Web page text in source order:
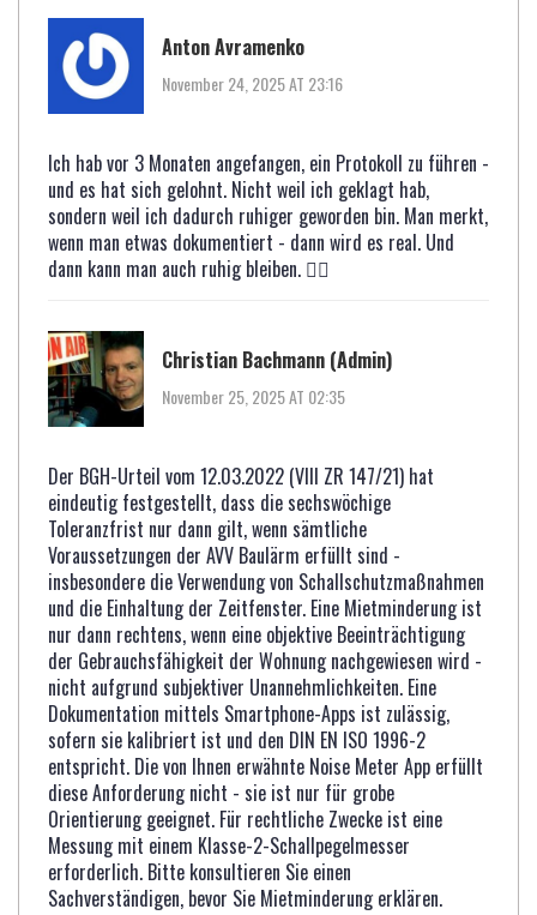
Anton Avramenko
November 24, 2025 AT 23:16
Ich hab vor 3 Monaten angefangen, ein Protokoll zu führen -
und es hat sich gelohnt. Nicht weil ich geklagt hab,
sondern weil ich dadurch ruhiger geworden bin. Man merkt,
wenn man etwas dokumentiert - dann wird es real. Und
dann kann man auch ruhig bleiben. 🧘‍♂️
Christian Bachmann (Admin)
November 25, 2025 AT 02:35
Der BGH-Urteil vom 12.03.2022 (VIII ZR 147/21) hat
eindeutig festgestellt, dass die sechswöchige
Toleranzfrist nur dann gilt, wenn sämtliche
Voraussetzungen der AVV Baulärm erfüllt sind -
insbesondere die Verwendung von Schallschutzmaßnahmen
und die Einhaltung der Zeitfenster. Eine Mietminderung ist
nur dann rechtens, wenn eine objektive Beeinträchtigung
der Gebrauchsfähigkeit der Wohnung nachgewiesen wird -
nicht aufgrund subjektiver Unannehmlichkeiten. Eine
Dokumentation mittels Smartphone-Apps ist zulässig,
sofern sie kalibriert ist und den DIN EN ISO 1996-2
entspricht. Die von Ihnen erwähnte Noise Meter App erfüllt
diese Anforderung nicht - sie ist nur für grobe
Orientierung geeignet. Für rechtliche Zwecke ist eine
Messung mit einem Klasse-2-Schallpegelmesser
erforderlich. Bitte konsultieren Sie einen
Sachverständigen, bevor Sie Mietminderung erklären.